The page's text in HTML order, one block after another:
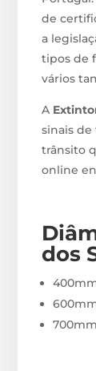
de
a
tipos de
vários
A
sinais de
trânsito
online
dos
700mm